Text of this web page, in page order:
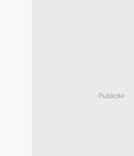
Publicité